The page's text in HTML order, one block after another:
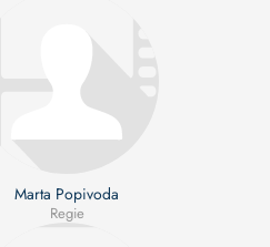
Marta Popivoda
Regie